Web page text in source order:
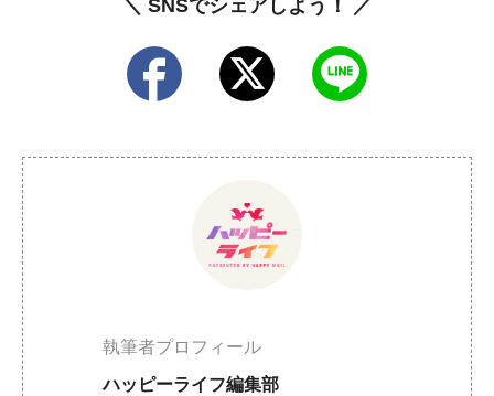
＼ SNSでシェアしよう！ ／
執筆者プロフィール
ハッピーライフ編集部